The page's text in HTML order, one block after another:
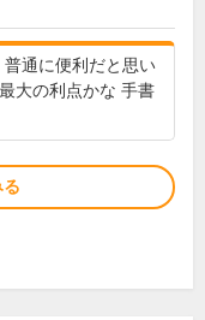
通に便利だと思い
大の利点かな 手書